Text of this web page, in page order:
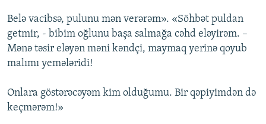
Belə vacibsə, pulunu mən verərəm». «Söhbət puldan
getmir, - bibim oğlunu başa salmağa cəhd eləyirəm. –
Mənə təsir eləyən məni kəndçi, maymaq yerinə qoyub
malımı yemələridi!
Onlara göstərəcəyəm kim olduğumu. Bir qəpiyimdən də
keçmərəm!»